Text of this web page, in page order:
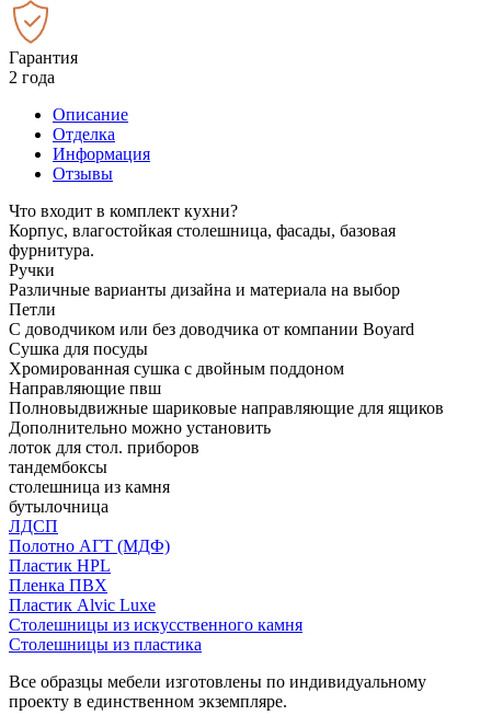
Гарантия
2 года
Описание
Отделка
Информация
Отзывы
Что входит в комплект кухни?
Корпус, влагостойкая столешница, фасады, базовая
фурнитура.
Ручки
Различные варианты дизайна и материала на выбор
Петли
С доводчиком или без доводчика от компании Boyard
Сушка для посуды
Хромированная сушка с двойным поддоном
Направляющие пвш
Полновыдвижные шариковые направляющие для ящиков
Дополнительно можно установить
лоток для стол. приборов
тандембоксы
столешница из камня
бутылочница
ЛДСП
Полотно АГТ (МДФ)
Пластик HPL
Пленка ПВХ
Пластик Alvic Luxe
Столешницы из искусственного камня
Столешницы из пластика
Все образцы мебели изготовлены по индивидуальному
проекту в единственном экземпляре.